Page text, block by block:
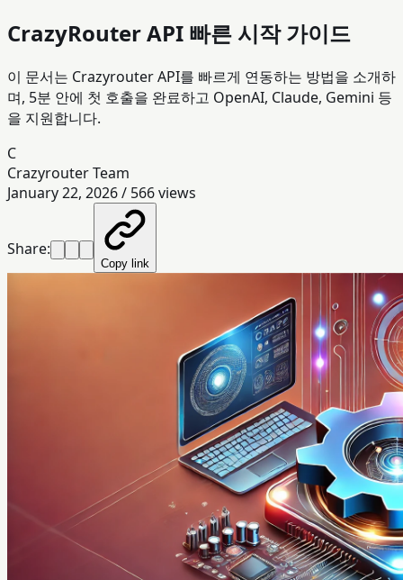
CrazyRouter API 빠른 시작 가이드
이 문서는 Crazyrouter API를 빠르게 연동하는 방법을 소개하
며, 5분 안에 첫 호출을 완료하고 OpenAI, Claude, Gemini 등
을 지원합니다.
C
Crazyrouter Team
January 22, 2026/ 566views
Share:
Copy link